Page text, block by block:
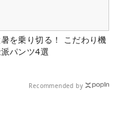
を乗り切る！ こだわり機
パンツ4選
Recommended by